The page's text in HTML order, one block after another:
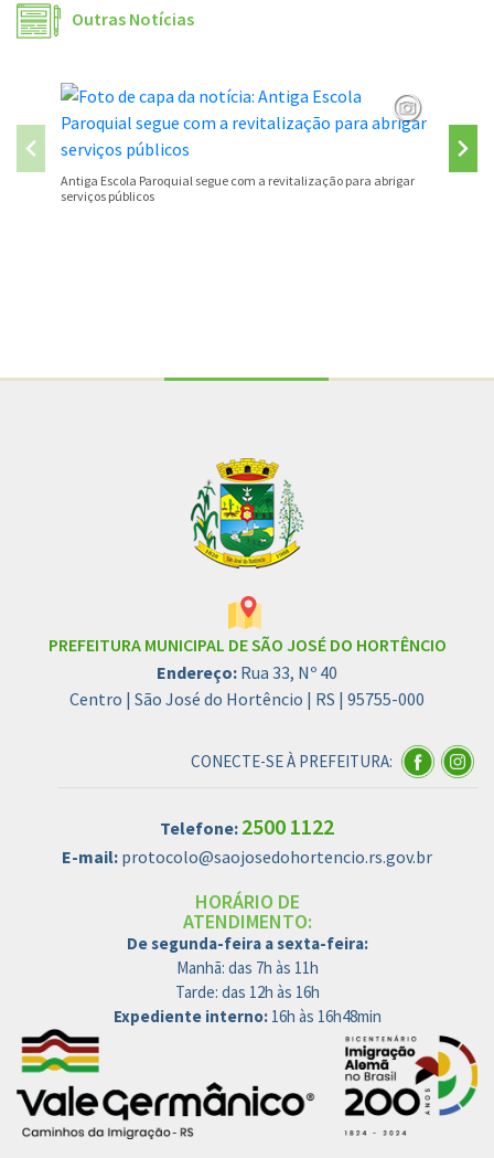
Outras Notícias
Antiga Escola Paroquial segue com a revitalização para abrigar
serviços públicos
São
PREFEITURA MUNICIPAL DE SÃO JOSÉ DO HORTÊNCIO
Endereço: Rua 33, Nº 40
Centro | São José do Hortêncio | RS | 95755-000
CONECTE-SE À PREFEITURA:
Telefone: 2500 1122
E-mail: protocolo@saojosedohortencio.rs.gov.br
HORÁRIO DE
ATENDIMENTO:
De segunda-feira a sexta-feira:
Manhã: das 7h às 11h
Tarde: das 12h às 16h
Expediente interno: 16h às 16h48min